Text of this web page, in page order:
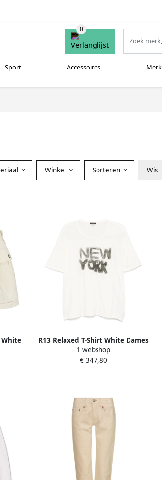
Sport Accessoires
Winkel Sorteren Wis
White
R13 Relaxed T-Shirt White Dames
1 webshop
€ 347,80